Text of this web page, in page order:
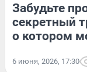
Забудьте
секретный
о котором
6 июня, 2026, 17:30